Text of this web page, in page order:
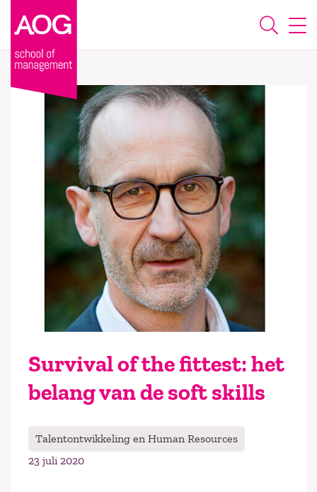
Survival of the fittest: het
belang van de soft skills
Talentontwikkeling en Human Resources
23 juli 2020